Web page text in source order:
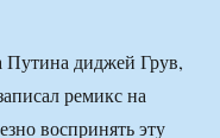
Путина диджей Грув,
ремикс на
воспринять эту